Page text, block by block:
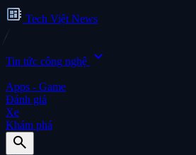
developer_board Tech Việt News
Tin tức công nghệ expand_more
Apps - Game
Đánh giá
Xe
Khám phá
search